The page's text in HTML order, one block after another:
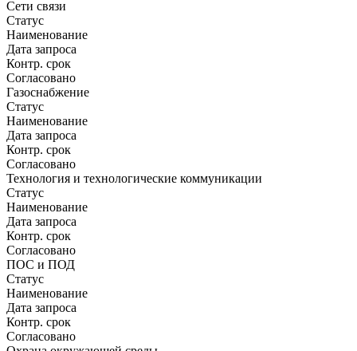
Сети связи
Статус
Наименование
Дата запроса
Контр. срок
Согласовано
Газоснабжение
Статус
Наименование
Дата запроса
Контр. срок
Согласовано
Технология и технологические коммуникации
Статус
Наименование
Дата запроса
Контр. срок
Согласовано
ПОС и ПОД
Статус
Наименование
Дата запроса
Контр. срок
Согласовано